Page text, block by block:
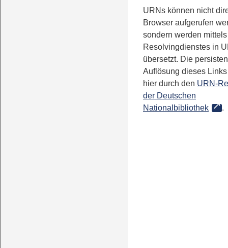
URNs können nicht
Browser aufgerufen
sondern werden
Resolvingdienstes in
übersetzt. Die
Auflösung dieses
hier durch den URN-
der Deutschen
Nationalbibliothek
.